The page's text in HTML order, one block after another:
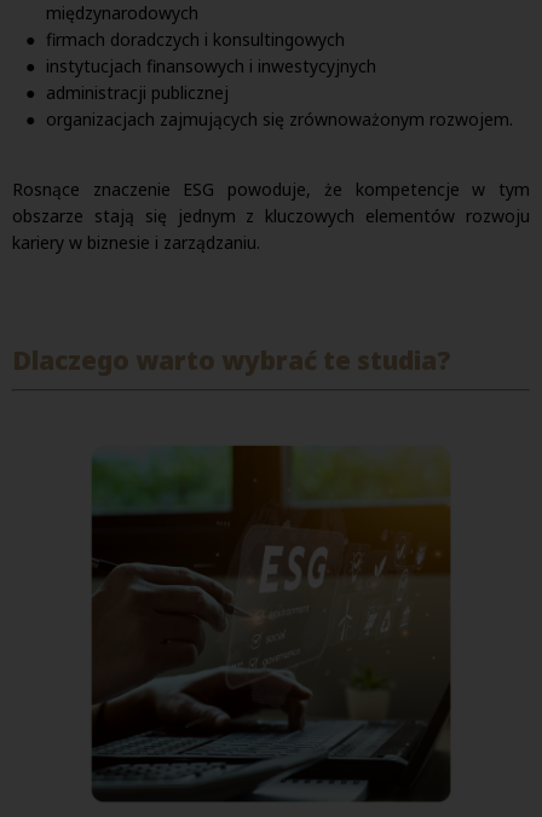
międzynarodowych
firmach doradczych i konsultingowych
instytucjach finansowych i inwestycyjnych
administracji publicznej
organizacjach zajmujących się zrównoważonym rozwojem.
Rosnące znaczenie ESG powoduje, że kompetencje w tym
obszarze stają się jednym z kluczowych elementów rozwoju
kariery w biznesie i zarządzaniu.
Dlaczego warto wybrać te studia?